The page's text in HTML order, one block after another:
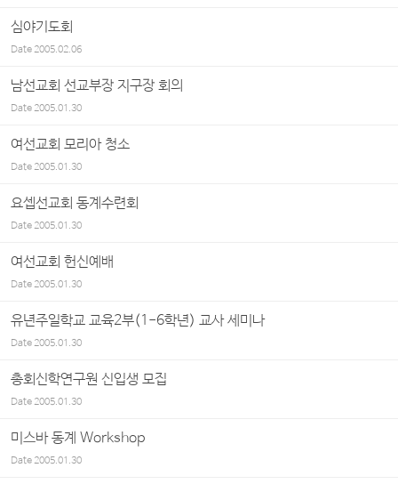
심야기도회
Date2005.02.06
남선교회 선교부장 지구장 회의
Date2005.01.30
여선교회 모리아 청소
Date2005.01.30
요셉선교회 동계수련회
Date2005.01.30
여선교회 헌신예배
Date2005.01.30
유년주일학교 교육2부(1-6학년) 교사 세미나
Date2005.01.30
총회신학연구원 신입생 모집
Date2005.01.30
미스바 동계 Workshop
Date2005.01.30